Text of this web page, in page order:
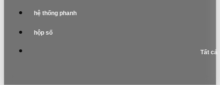
hệ thống phanh
hộp số
Tất cả